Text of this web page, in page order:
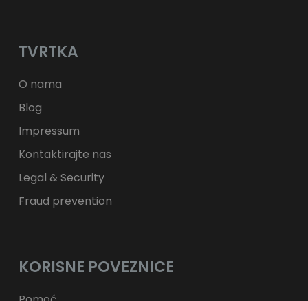
ft HUF
zł PLN
TVRTKA
O nama
Blog
Impressum
Kontaktirajte nas
Legal & Security
Fraud prevention
KORISNE POVEZNICE